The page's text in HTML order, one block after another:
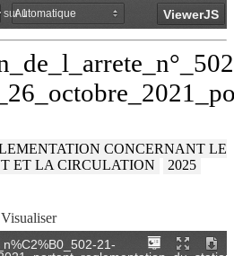
CONCERNANT LE
ET LA CIRCULATION
2025
Visualiser